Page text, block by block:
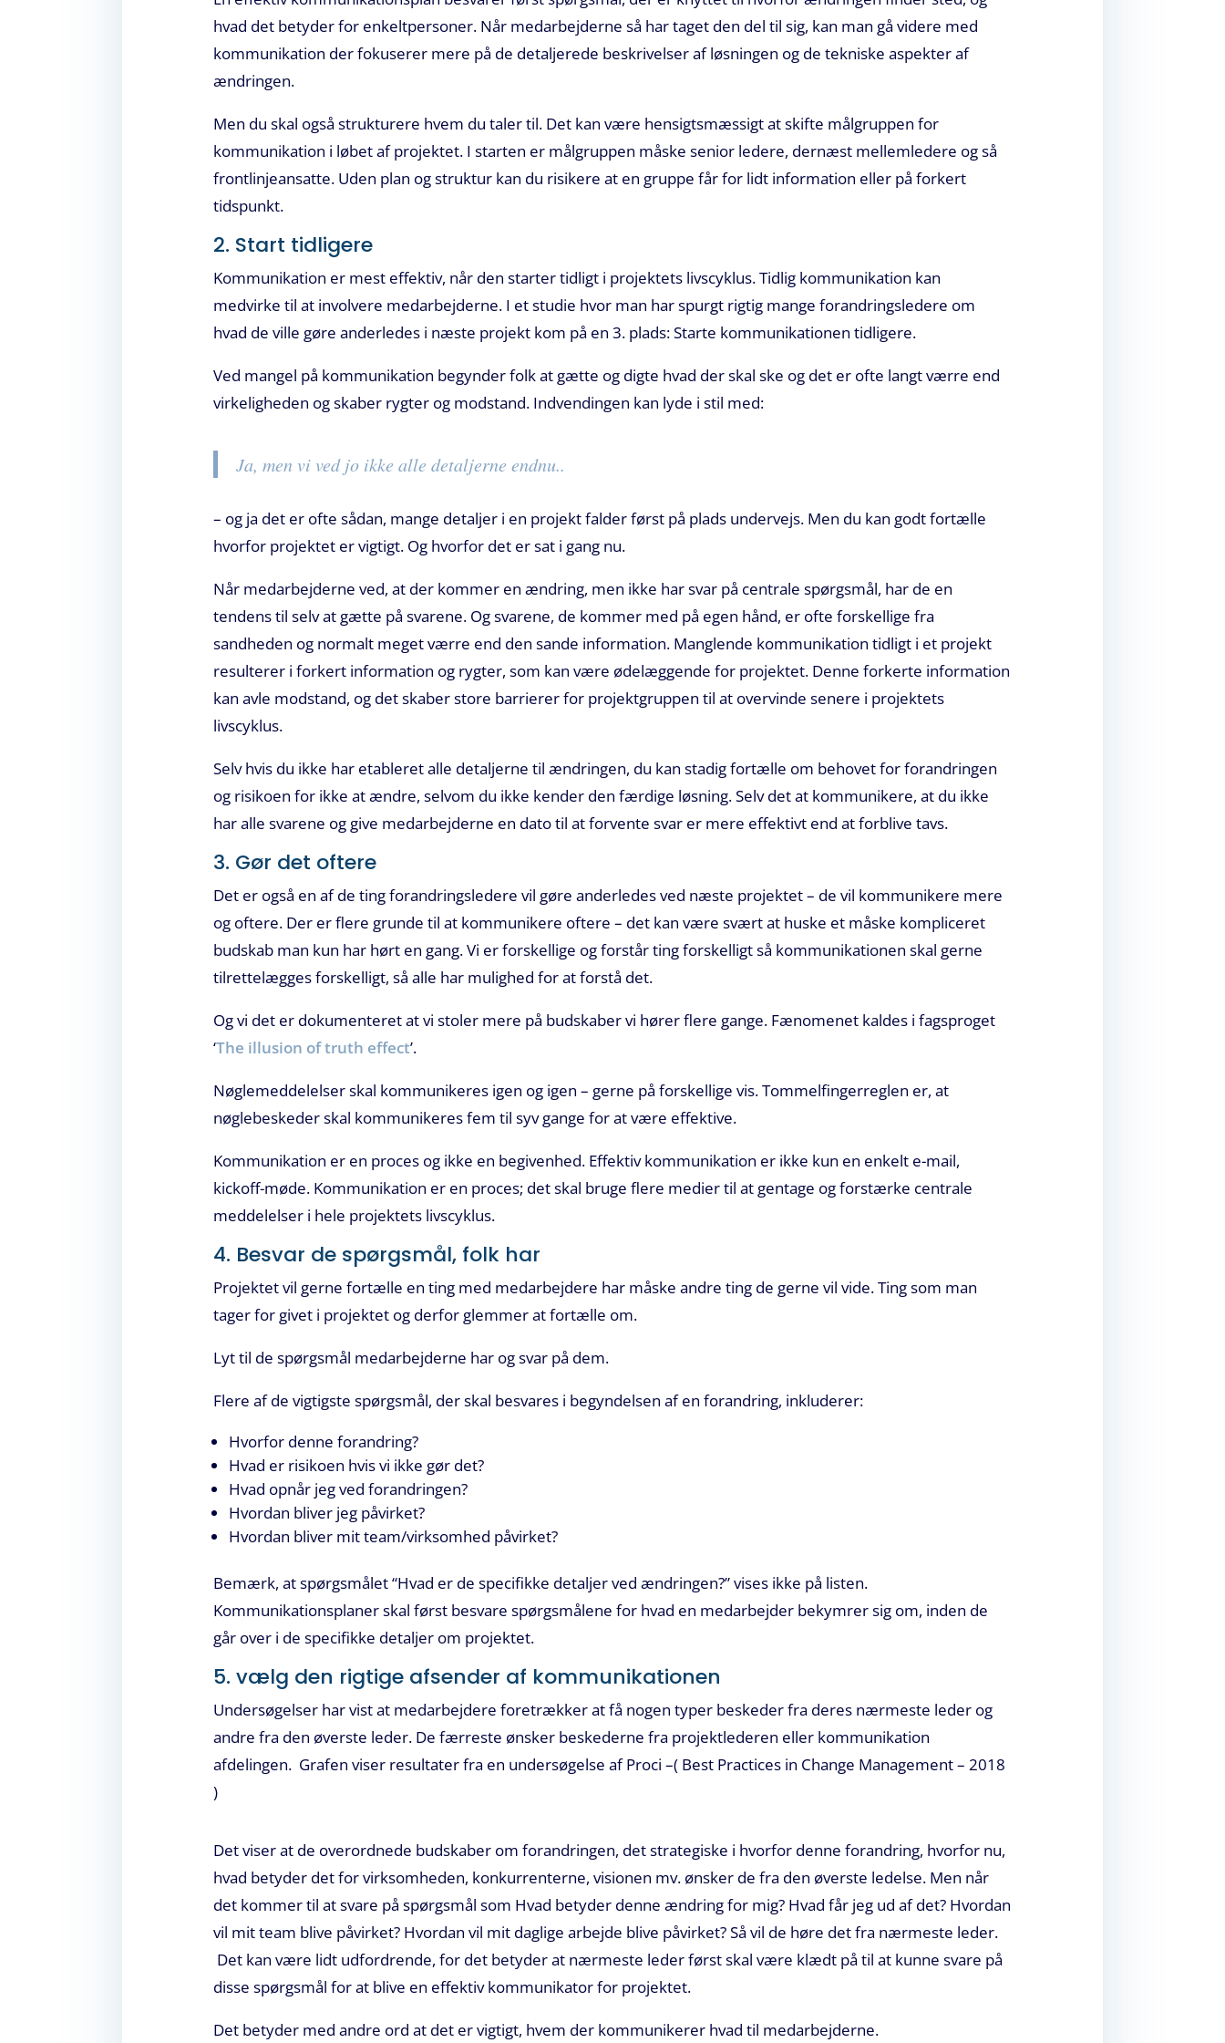
hvad det betyder for enkeltpersoner. Når medarbejderne så har taget den del til sig, kan man gå videre med
kommunikation der fokuserer mere på de detaljerede beskrivelser af løsningen og de tekniske aspekter af
ændringen.
Men du skal også strukturere hvem du taler til. Det kan være hensigtsmæssigt at skifte målgruppen for
kommunikation i løbet af projektet. I starten er målgruppen måske senior ledere, dernæst mellemledere og så
frontlinjeansatte. Uden plan og struktur kan du risikere at en gruppe får for lidt information eller på forkert
tidspunkt.
2. Start tidligere
Kommunikation er mest effektiv, når den starter tidligt i projektets livscyklus. Tidlig kommunikation kan
medvirke til at involvere medarbejderne. I et studie hvor man har spurgt rigtig mange forandringsledere om
hvad de ville gøre anderledes i næste projekt kom på en 3. plads: Starte kommunikationen tidligere.
Ved mangel på kommunikation begynder folk at gætte og digte hvad der skal ske og det er ofte langt værre end
virkeligheden og skaber rygter og modstand. Indvendingen kan lyde i stil med:
Ja, men vi ved jo ikke alle detaljerne endnu..
– og ja det er ofte sådan, mange detaljer i en projekt falder først på plads undervejs. Men du kan godt fortælle
hvorfor projektet er vigtigt. Og hvorfor det er sat i gang nu.
Når medarbejderne ved, at der kommer en ændring, men ikke har svar på centrale spørgsmål, har de en
tendens til selv at gætte på svarene. Og svarene, de kommer med på egen hånd, er ofte forskellige fra
sandheden og normalt meget værre end den sande information. Manglende kommunikation tidligt i et projekt
resulterer i forkert information og rygter, som kan være ødelæggende for projektet. Denne forkerte information
kan avle modstand, og det skaber store barrierer for projektgruppen til at overvinde senere i projektets
livscyklus.
Selv hvis du ikke har etableret alle detaljerne til ændringen, du kan stadig fortælle om behovet for forandringen
og risikoen for ikke at ændre, selvom du ikke kender den færdige løsning. Selv det at kommunikere, at du ikke
har alle svarene og give medarbejderne en dato til at forvente svar er mere effektivt end at forblive tavs.
3. Gør det oftere
Det er også en af de ting forandringsledere vil gøre anderledes ved næste projektet – de vil kommunikere mere
og oftere. Der er flere grunde til at kommunikere oftere – det kan være svært at huske et måske kompliceret
budskab man kun har hørt en gang. Vi er forskellige og forstår ting forskelligt så kommunikationen skal gerne
tilrettelægges forskelligt, så alle har mulighed for at forstå det.
Og vi det er dokumenteret at vi stoler mere på budskaber vi hører flere gange. Fænomenet kaldes i fagsproget
‘The illusion of truth effect’.
Nøglemeddelelser skal kommunikeres igen og igen – gerne på forskellige vis. Tommelfingerreglen er, at
nøglebeskeder skal kommunikeres fem til syv gange for at være effektive.
Kommunikation er en proces og ikke en begivenhed. Effektiv kommunikation er ikke kun en enkelt e-mail,
kickoff-møde. Kommunikation er en proces; det skal bruge flere medier til at gentage og forstærke centrale
meddelelser i hele projektets livscyklus.
4. Besvar de spørgsmål, folk har
Projektet vil gerne fortælle en ting med medarbejdere har måske andre ting de gerne vil vide. Ting som man
tager for givet i projektet og derfor glemmer at fortælle om.
Lyt til de spørgsmål medarbejderne har og svar på dem.
Flere af de vigtigste spørgsmål, der skal besvares i begyndelsen af ​​en forandring, inkluderer:
Hvorfor denne forandring?
Hvad er risikoen hvis vi ikke gør det?
Hvad opnår jeg ved forandringen?
Hvordan bliver jeg påvirket?
Hvordan bliver mit team/virksomhed påvirket?
Bemærk, at spørgsmålet “Hvad er de specifikke detaljer ved ændringen?” vises ikke på listen.
Kommunikationsplaner skal først besvare spørgsmålene for hvad en medarbejder bekymrer sig om, inden de
går over i de specifikke detaljer om projektet.
5. vælg den rigtige afsender af kommunikationen
Undersøgelser har vist at medarbejdere foretrækker at få nogen typer beskeder fra deres nærmeste leder og
andre fra den øverste leder. De færreste ønsker beskederne fra projektlederen eller kommunikation
afdelingen. Grafen viser resultater fra en undersøgelse af Proci –( Best Practices in Change Management – 2018
)
Det viser at de overordnede budskaber om forandringen, det strategiske i hvorfor denne forandring, hvorfor nu,
hvad betyder det for virksomheden, konkurrenterne, visionen mv. ønsker de fra den øverste ledelse. Men når
det kommer til at svare på spørgsmål som Hvad betyder denne ændring for mig? Hvad får jeg ud af det? Hvordan
vil mit team blive påvirket? Hvordan vil mit daglige arbejde blive påvirket? Så vil de høre det fra nærmeste leder.
Det kan være lidt udfordrende, for det betyder at nærmeste leder først skal være klædt på til at kunne svare på
disse spørgsmål for at blive en effektiv kommunikator for projektet.
Det betyder med andre ord at det er vigtigt, hvem der kommunikerer hvad til medarbejderne.